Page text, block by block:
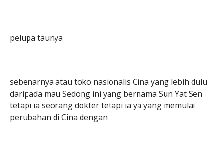
pelupa taunya
sebenarnya atau toko nasionalis Cina yang lebih dulu
daripada mau Sedong ini yang bernama Sun Yat Sen
tetapi ia seorang dokter tetapi ia ya yang memulai
perubahan di Cina dengan